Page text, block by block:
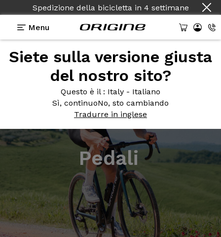
Spedizione della bicicletta in 4 settimane
Menu
Siete sulla versione giusta
del nostro sito?
Questo è il : Italy - Italiano
Sì, continuoNo, sto cambiando
Tradurre in inglese
Pedali